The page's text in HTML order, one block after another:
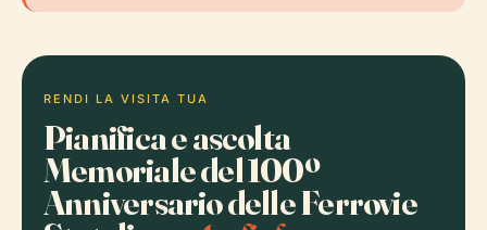
RENDI LA VISITA TUA
Pianifica e ascolta
Memoriale del 100º
Anniversario delle Ferrovie